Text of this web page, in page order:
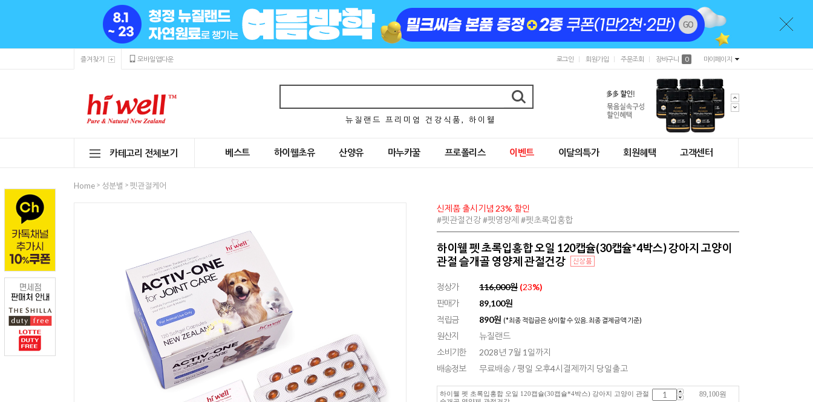
즐겨찾기 모바일앱다운 로그인 회원가입 주문조회 장바구니 0 마이페이지
뉴 질 랜 드 프 리 미 엄 건 강 식 품 , 하 이 웰
카테고리 전체보기 베스트 하이웰초유 산양유 마누카꿀 프로폴리스 이벤트 이달의특가 회원혜택 고객센터
Home > 성분별 > 펫관절케어
신제품 출시기념 23% 할인
#펫관절건강 #펫영양제 #펫초록입홍합
하이웰 펫 초록입홍합 오일 120캡슐(30캡슐*4박스) 강아지 고양이
관절 슬개골 영양제 관절건강
정상가 116,000원 (23%)
판매가
89,100원
적립금
890원 (*최종 적립금은 상이할 수 있음. 최종 결제금액 기준)
원산지
뉴질랜드
소비기한
2028년 7월 1일까지
배송정보
무료배송 / 평일 오후4시결제까지 당일출고
하이웰 펫 초록입홍합 오일 120캡슐(30캡슐*4박스) 강아지 고양이 관절
89,100원